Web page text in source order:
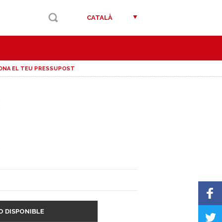
CATALÀ
EL TEU PRESSUPOST
DISPONIBLE